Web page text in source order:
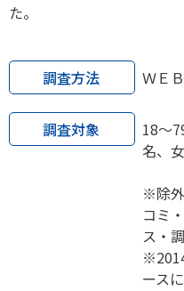
スポーツボランティア
スポーツ政策・予算
健康とスポーツ
社
各教育機関との連携
た。
調査方法 ＷＥ
調査対象
18～
名、
※除
コミ
ス・
ース